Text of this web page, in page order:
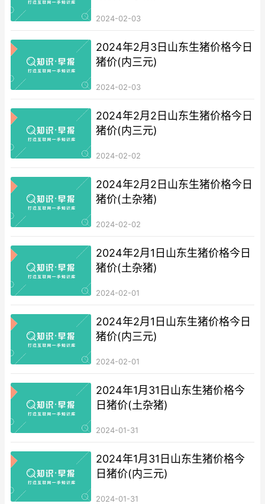
2024-02-03
2024年2月3日山东生猪价格今日
猪价(内三元)
2024-02-03
2024年2月2日山东生猪价格今日
猪价(内三元)
2024-02-02
2024年2月2日山东生猪价格今日
猪价(土杂猪)
2024-02-02
2024年2月1日山东生猪价格今日
猪价(土杂猪)
2024-02-01
2024年2月1日山东生猪价格今日
猪价(内三元)
2024-02-01
2024年1月31日山东生猪价格今
日猪价(土杂猪)
2024-01-31
2024年1月31日山东生猪价格今
日猪价(内三元)
2024-01-31